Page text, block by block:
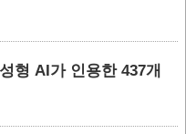
형 AI가 인용한 437개